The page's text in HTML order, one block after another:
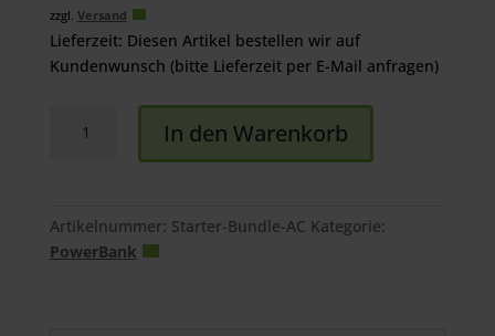
zzgl. Versand
Lieferzeit: Diesen Artikel bestellen wir auf
Kundenwunsch (bitte Lieferzeit per E-Mail anfragen)
In den Warenkorb
Artikelnummer: Starter-Bundle-AC Kategorie:
PowerBank